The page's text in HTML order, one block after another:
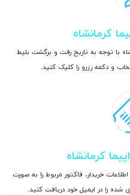
کرمانشاه
با توجه به تاریخ رفت و برگشت بلیط
و دکمه رزرو را کلیک کنید.
کرمانشاه
خریدار، فاکتور مربوط را به صورت
شده را در ایمیل خود دریافت کنید.